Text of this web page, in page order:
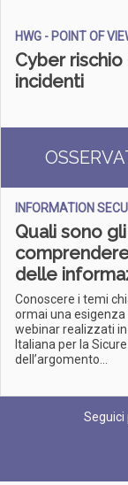
HWG - POINT OF
Cyber
incidenti
INFORMATION
Quali sono
delle
Conoscere i temi
ormai una
webinar realizzati in
Italiana per la
dell’argomento...
Seguici